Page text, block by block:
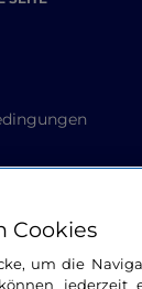
Cookies
um die
jederzeit